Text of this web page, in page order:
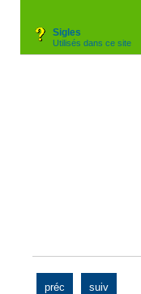
Sigles
Utilisés dans ce site
préc suiv